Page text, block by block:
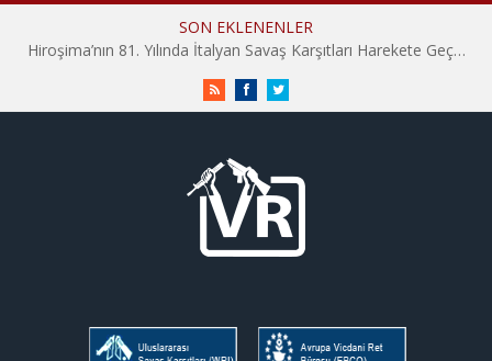
SON EKLENENLER
Hiroşima’nın 81. Yılında İtalyan Savaş Karşıtları Harekete Geçti: “Hatırlamak yeterli değil”
RSS FacebookTwitter